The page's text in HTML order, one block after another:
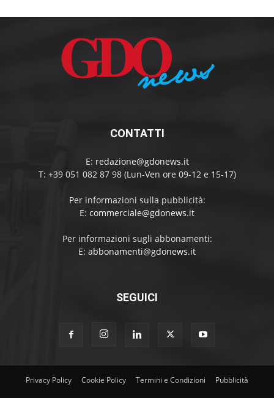
CONTATTI
E: redazione@gdonews.it
T: +39 051 082 87 98 (Lun-Ven ore 09-12 e 15-17)
Per informazioni sulla pubblicità:
E: commerciale@gdonews.it
Per informazioni sugli abbonamenti:
E: abbonamenti@gdonews.it
SEGUICI
Privacy Policy Cookie Policy Termini e Condizioni Pubblicità